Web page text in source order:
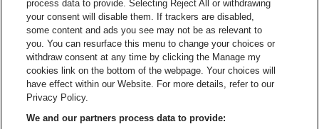
Visitez le site de Le logo Lillet en
Visitez le site
Visitez le site de Holiday Inn
Visitez le site
Trixxo Arena fait partie debe•at
Trixxo Arena
Be-At Venues
process data to provide. Selecting Reject All or withdrawing
your consent will disable them. If trackers are disabled,
some content and ads you see may not be as relevant to
you. You can resurface this menu to change your choices or
withdraw consent at any time by clicking the Manage my
cookies link on the bottom of the webpage. Your choices will
have effect within our Website. For more details, refer to our
Privacy Policy.
We and our partners process data to provide: